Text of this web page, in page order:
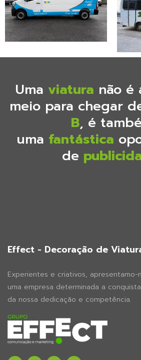
Uma viatura não é
meio para chegar
B, é
uma fantástica
de
Effect - Decoração de
Experientes e criativos,
uma empresa determinada a
da nossa dedicação e competência.